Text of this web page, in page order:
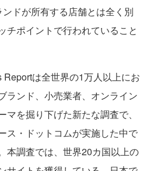
ドが所有する店舗とは全く別
チポイントで行われていること
は全世界の1万人以上にお
ランド、小売業者、オンライン
を掘り下げた新たな調査で、
ス・ドットコムが実施した中で
本調査では、世界20カ国以上の